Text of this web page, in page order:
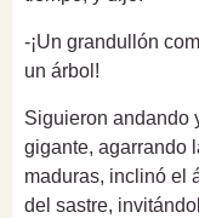
-¡Un grandullón
un árbol!
Siguieron andando
gigante, agarrando
maduras, inclinó el
del sastre,